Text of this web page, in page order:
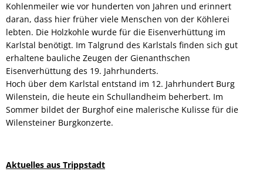
Kohlenmeiler wie vor hunderten von Jahren und erinnert
daran, dass hier früher viele Menschen von der Köhlerei
lebten. Die Holzkohle wurde für die Eisenverhüttung im
Karlstal benötigt. Im Talgrund des Karlstals finden sich gut
erhaltene bauliche Zeugen der Gienanthschen
Eisenverhüttung des 19. Jahrhunderts.
Hoch über dem Karlstal entstand im 12. Jahrhundert Burg
Wilenstein, die heute ein Schullandheim beherbert. Im
Sommer bildet der Burghof eine malerische Kulisse für die
Wilensteiner Burgkonzerte.
Aktuelles aus Trippstadt